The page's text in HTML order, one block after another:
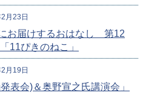
月23日
お届けするおはなし 第12
11ぴきのねこ」
月19日
表会)＆奥野宣之氏講演会」